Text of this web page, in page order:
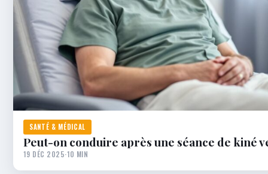
SANTÉ & MÉDICAL
Peut-on conduire après une séance de kiné
19 DÉC 2025·10 MIN